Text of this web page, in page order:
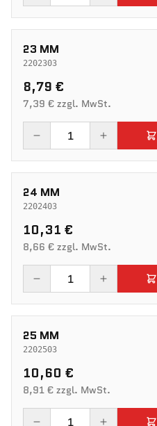
23 MM
2202303
8,79 €
7,39 € zzgl. MwSt.
24 MM
2202403
10,31 €
8,66 € zzgl. MwSt.
25 MM
2202503
10,60 €
8,91 € zzgl. MwSt.